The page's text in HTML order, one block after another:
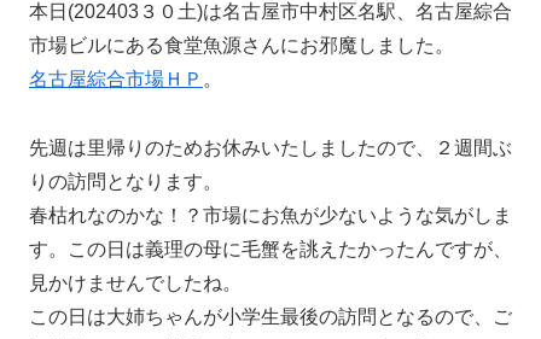
本日(202403３０土)は名古屋市中村区名駅、名古屋綜合
市場ビルにある食堂魚源さんにお邪魔しました。
名古屋綜合市場ＨＰ 。
先週は里帰りのためお休みいたしましたので、２週間ぶ
りの訪問となります。
春枯れなのかな！？市場にお魚が少ないような気がしま
す。この日は義理の母に毛蟹を誂えたかったんですが、
見かけませんでしたね。
この日は大姉ちゃんが小学生最後の訪問となるので、ご